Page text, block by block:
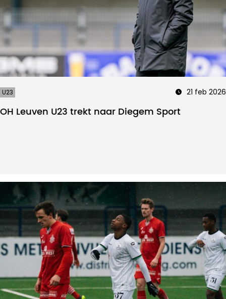
U23 21 feb 2026
OH Leuven U23 trekt naar Diegem Sport